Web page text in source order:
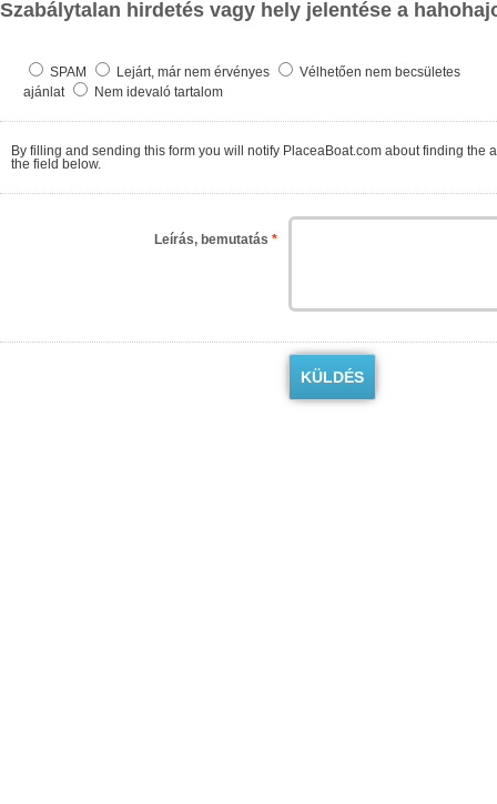
Szabálytalan hirdetés vagy hely jelentése a
SPAM Lejárt, már nem érvényes
Vélhetően nem becsületes
ajánlat
Nem idevaló tartalom
By filling and sending this form you will notify PlaceaBoat.com about finding the ad contrary to the regulations. We will check as
the field below.
Leírás, bemutatás *